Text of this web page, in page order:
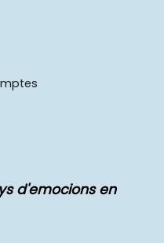
d'emocions en